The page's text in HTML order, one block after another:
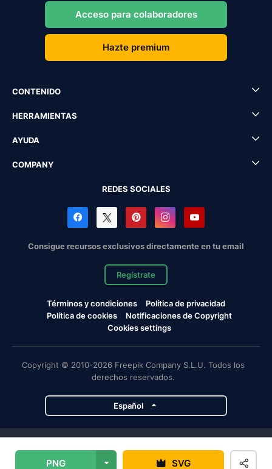
PNG SVG
Acceso para colaboradores
Hazte premium
CONTENIDO
HERRAMIENTAS
AYUDA
COMPANY
REDES SOCIALES
Consigue recursos exclusivos directamente en tu email
Regístrate
Términos y condiciones
Política de privacidad
Política de cookies
Notificaciones de Copyright
Cookies settings
Copyright © 2010-2026 Freepik Company S.L.U. Todos los
derechos reservados.
Español